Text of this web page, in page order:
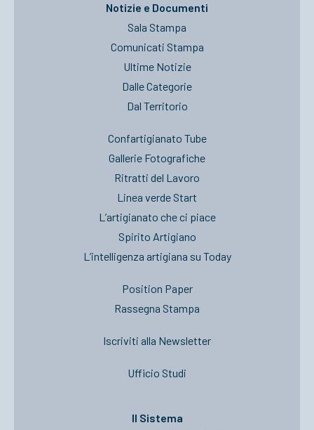
Notizie e Documenti
Sala Stampa
Comunicati Stampa
Ultime Notizie
Dalle Categorie
Dal Territorio
Confartigianato Tube
Gallerie Fotografiche
Ritratti del Lavoro
Linea verde Start
L’artigianato che ci piace
Spirito Artigiano
L’intelligenza artigiana su Today
Position Paper
Rassegna Stampa
Iscriviti alla Newsletter
Ufficio Studi
Il Sistema